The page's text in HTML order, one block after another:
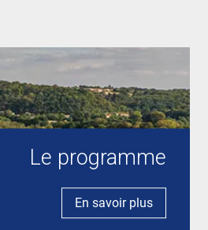
Le programme
En savoir plus